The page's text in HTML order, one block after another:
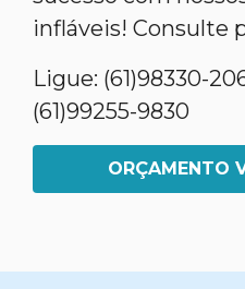
infláveis! Consulte
Ligue: (61)98330-
(61)99255-9830
ORÇAMENTO